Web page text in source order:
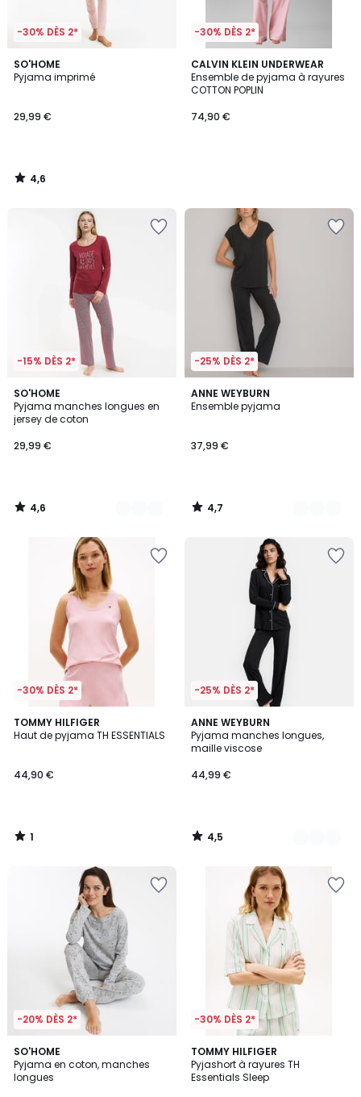
-30% DÈS 2*
SO'HOME
Pyjama imprimé
29,99 €
4,6
/ 5
4,6
/
-30% DÈS 2*
CALVIN KLEIN UNDERWEAR
Ensemble de pyjama à rayures
COTTON POPLIN
74,90 €
-15% DÈS 2*
SO'HOME
Pyjama manches longues en
jersey de coton
29,99 €
4,6
/ 5
3
Couleurs
4,6
/
-25% DÈS 2*
ANNE WEYBURN
Ensemble pyjama
37,99 €
4,7
/ 5
2
Couleurs
4,7
/
-30% DÈS 2*
TOMMY HILFIGER
Haut de pyjama TH ESSENTIALS
44,90 €
1
/
1
/
-25% DÈS 2*
ANNE WEYBURN
Pyjama manches longues,
maille viscose
44,99 €
4,5
/ 5
2
Couleurs
4,5
/
-20% DÈS 2*
SO'HOME
Pyjama en coton, manches
longues
4,2
/ 5
-30% DÈS 2*
TOMMY HILFIGER
Pyjashort à rayures TH
Essentials Sleep